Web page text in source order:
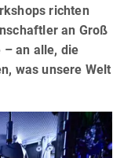
richten
an Groß
– an alle, die
was unsere Welt